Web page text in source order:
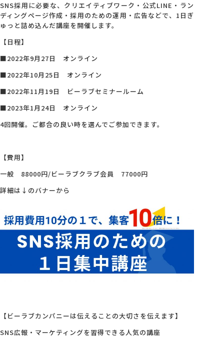
SNS採用に必要な、クリエイティブワーク・公式LINE・ラン
ディングページ作成・採用のための運用・広告などで、1日ぎ
ゅっと詰め込んだ講座を開催します。
【日程】
■2022年9月27日 オンライン
■2022年10月25日 オンライン
■2022年11月19日 ビーラブセミナールーム
■2023年1月24日 オンライン
4回開催。ご都合の良い時を選んでご参加できます。
【費用】
一般 88000円/ビーラブクラブ会員 77000円
詳細は↓のバナーから
【ビーラブカンパニーは伝えることの大切さを伝えます】
SNS広報・マーケティングを習得できる人気の講座